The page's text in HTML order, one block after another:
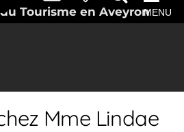
Tourisme en AveyronMENU
Mme Lindae